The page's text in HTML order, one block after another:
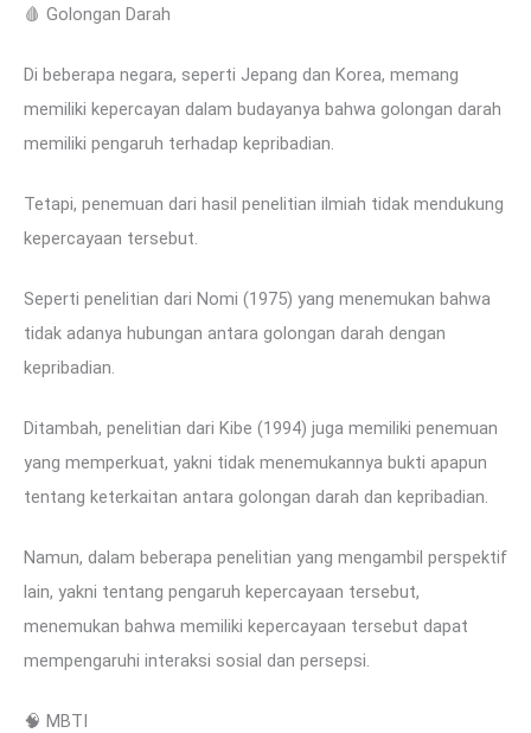
🩸 Golongan Darah
Di beberapa negara, seperti Jepang dan Korea, memang
memiliki kepercayan dalam budayanya bahwa golongan darah
memiliki pengaruh terhadap kepribadian.
Tetapi, penemuan dari hasil penelitian ilmiah tidak mendukung
kepercayaan tersebut.
Seperti penelitian dari Nomi (1975) yang menemukan bahwa
tidak adanya hubungan antara golongan darah dengan
kepribadian.
Ditambah, penelitian dari Kibe (1994) juga memiliki penemuan
yang memperkuat, yakni tidak menemukannya bukti apapun
tentang keterkaitan antara golongan darah dan kepribadian.
Namun, dalam beberapa penelitian yang mengambil perspektif
lain, yakni tentang pengaruh kepercayaan tersebut,
menemukan bahwa memiliki kepercayaan tersebut dapat
mempengaruhi interaksi sosial dan persepsi.
🧠 MBTI